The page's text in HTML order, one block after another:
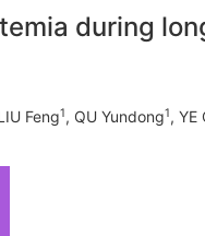
during
Feng1, QU Yundong1, YE